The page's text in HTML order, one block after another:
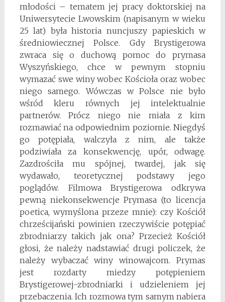
młodości – tematem jej pracy doktorskiej na
Uniwersytecie Lwowskim (napisanym w wieku
25 lat) była historia nuncjuszy papieskich w
średniowiecznej Polsce. Gdy Brystigerowa
zwraca się o duchową pomoc do prymasa
Wyszyńskiego, chce w pewnym stopniu
wymazać swe winy wobec Kościoła oraz wobec
niego samego. Wówczas w Polsce nie było
wśród kleru równych jej intelektualnie
partnerów. Prócz niego nie miała z kim
rozmawiać na odpowiednim poziomie. Niegdyś
go potępiała, walczyła z nim, ale także
podziwiała za konsekwencję, upór, odwagę.
Zazdrościła mu spójnej, twardej, jak się
wydawało, teoretycznej podstawy jego
poglądów. Filmowa Brystigerowa odkrywa
pewną niekonsekwencje Prymasa (to licencja
poetica, wymyślona przeze mnie): czy Kościół
chrześcijański powinien rzeczywiście potępiać
zbrodniarzy takich jak ona? Przecież Kościół
głosi, że należy nadstawiać drugi policzek, że
należy wybaczać winy winowajcom. Prymas
jest rozdarty miedzy potępieniem
Brystigerowej-zbrodniarki i udzieleniem jej
przebaczenia. Ich rozmowa tym samym nabiera